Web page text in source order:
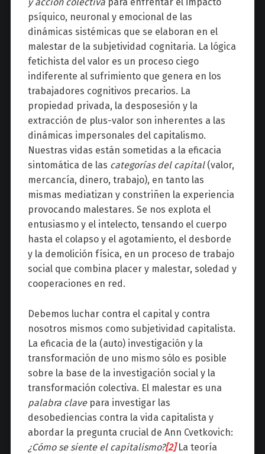
y acción colectivapara enfrentar el impacto
psíquico, neuronal y emocional de las
dinámicas sistémicas que se elaboran en el
malestar de la subjetividad cognitaria. La lógica
fetichista del valor es un proceso ciego
indiferente al sufrimiento que genera en los
trabajadores cognitivos precarios. La
propiedad privada, la desposesión y la
extracción de plus-valor son inherentes a las
dinámicas impersonales del capitalismo.
Nuestras vidas están sometidas a la eficacia
sintomática de las categorías del capital(valor,
mercancía, dinero, trabajo), en tanto las
mismas mediatizan y constriñen la experiencia
provocando malestares. Se nos explota el
entusiasmo y el intelecto, tensando el cuerpo
hasta el colapso y el agotamiento, el desborde
y la demolición física, en un proceso de trabajo
social que combina placer y malestar, soledad y
cooperaciones en red.
Debemos luchar contra el capital y contra
nosotros mismos como subjetividad capitalista.
La eficacia de la (auto) investigación y la
transformación de uno mismo sólo es posible
sobre la base de la investigación social y la
transformación colectiva. El malestar es una
palabra clavepara investigar las
desobediencias contra la vida capitalista y
abordar la pregunta crucial de Ann Cvetkovich:
¿Cómo se siente el capitalismo?[2]La teoría